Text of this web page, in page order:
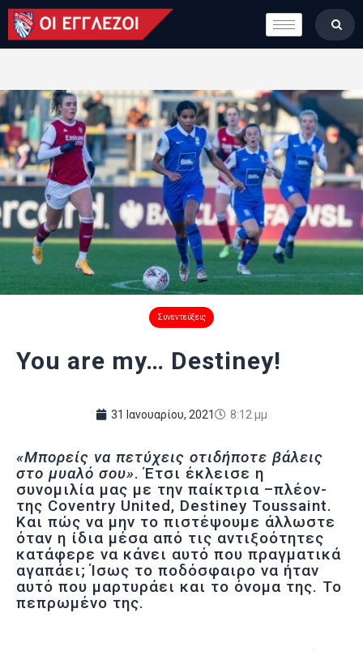
LONDON CALLING
ΚΑΤΗΓΟΡΙΕΣ
ΒΑΘΜΟΛΟΓΙΕΣ
ΟΜΑΔΕΣ
ΠΟΙΟΙ ΕΙΜΑΣΤΕ
Συνεντεύξεις
You are my… Destiney!
31 Ιανουαρίου, 2021 8:12 μμ
«Μπορείς να πετύχεις οτιδήποτε βάλεις
στο μυαλό σου». Έτσι έκλεισε η
συνομιλία μας με την παίκτρια –πλέον-
της Coventry United, Destiney Toussaint.
Και πώς να μην το πιστέψουμε άλλωστε
όταν η ίδια μέσα από τις αντιξοότητες
κατάφερε να κάνει αυτό που πραγματικά
αγαπάει; Ίσως το ποδόσφαιρο να ήταν
αυτό που μαρτυράει και το όνομα της. Το
πεπρωμένο της.